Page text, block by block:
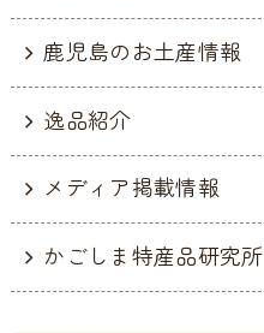
鹿児島のお土産情報
逸品紹介
メディア掲載情報
かごしま特産品研究所